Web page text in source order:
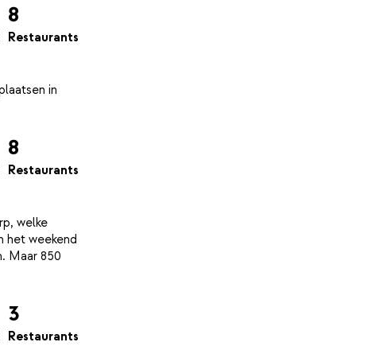
8
Restaurants
in
8
Restaurants
welke
het weekend
Maar 850
3
Restaurants